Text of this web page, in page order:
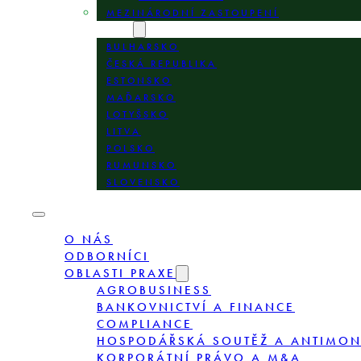
MEZINÁRODNÍ ZASTOUPENÍ
BULHARSKO
ČESKÁ REPUBLIKA
ESTONSKO
MAĎARSKO
LOTYŠSKO
LITVA
POLSKO
RUMUNSKO
SLOVENSKO
O NÁS
ODBORNÍCI
OBLASTI PRAXE
AGROBUSINESS
BANKOVNICTVÍ A FINANCE
COMPLIANCE
HOSPODÁŘSKÁ SOUTĚŽ A
KORPORÁTNÍ PRÁVO A M&A